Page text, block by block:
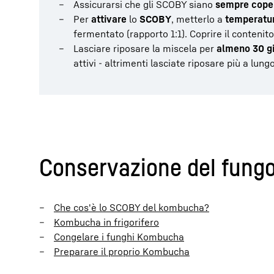
Assicurarsi che gli SCOBY siano sempre
Per attivare lo SCOBY, metterlo a
fermentato (rapporto 1:1). Coprire il
Lasciare riposare la miscela per almeno 30
attivi - altrimenti lasciate riposare più a
Conservazione del
Che cos'è lo SCOBY del kombucha?
Kombucha in frigorifero
Congelare i funghi Kombucha
Preparare il proprio Kombucha